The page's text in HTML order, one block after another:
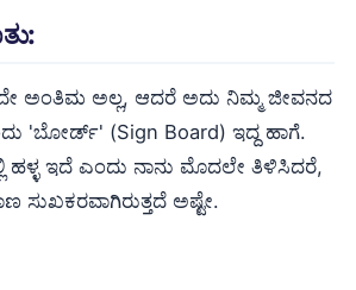
ಅಂತಿಮ ಅಲ್ಲ, ಆದರೆ ಅದು ನಿಮ್ಮ ಜೀವನದ
'ಬೋರ್ಡ್' (Sign Board) ಇದ್ದ ಹಾಗೆ.
ಹಳ್ಳ ಇದೆ ಎಂದು ನಾನು ಮೊದಲೇ ತಿಳಿಸಿದರೆ,
ಸುಖಕರವಾಗಿರುತ್ತದೆ ಅಷ್ಟೇ.